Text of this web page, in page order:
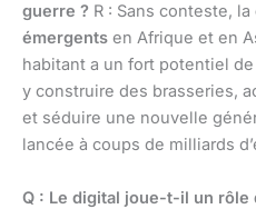
guerre ? R : Sans conteste, la
émergents en Afrique et en
habitant a un fort potentiel
y construire des brasseries,
et séduire une nouvelle
lancée à coups de milliards
Q : Le digital joue-t-il un rôle